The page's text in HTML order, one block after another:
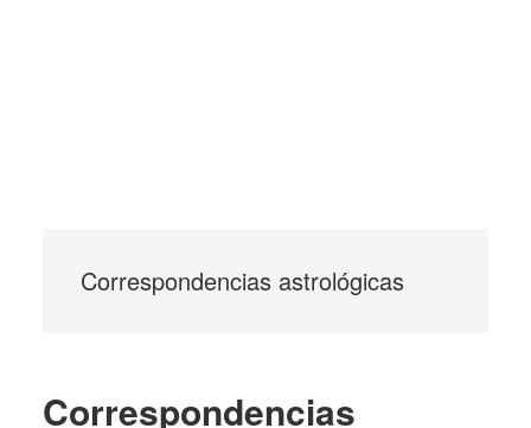
Correspondencias astrológicas
Correspondencias